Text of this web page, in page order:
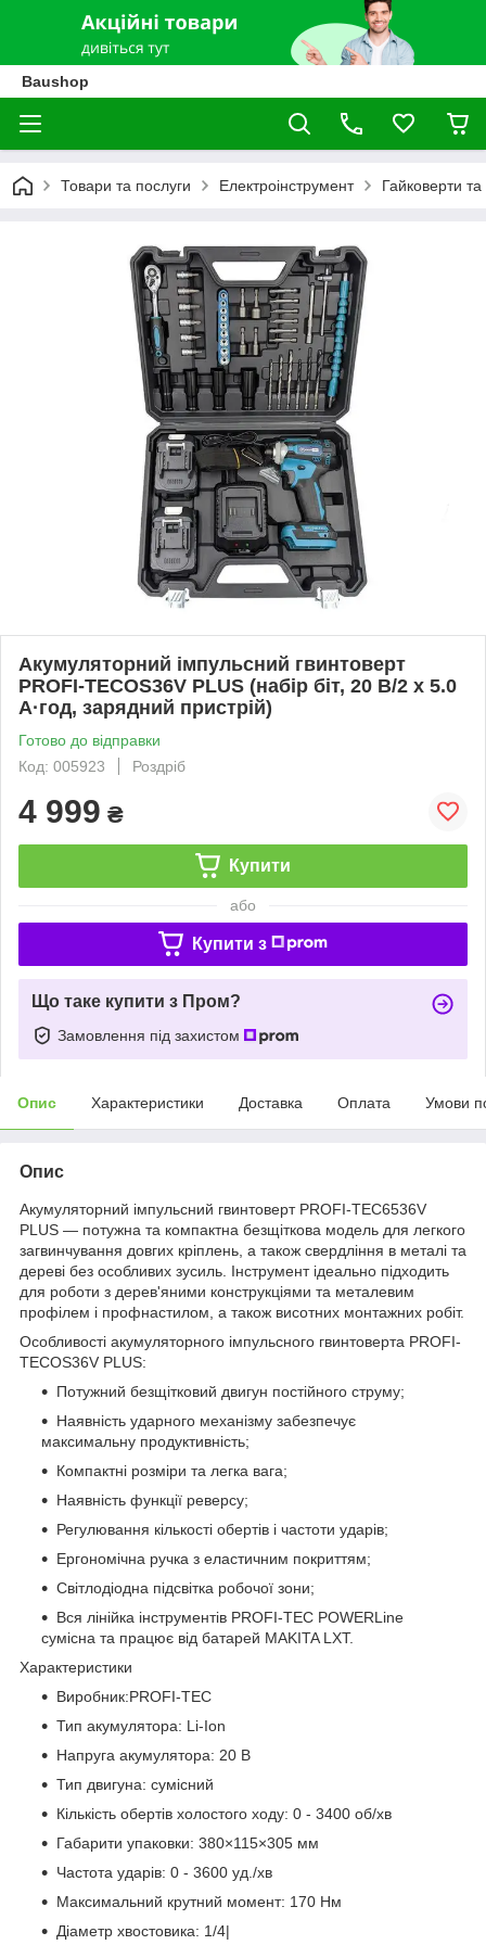
Baushop
Товари та послуги Електроінструмент Гайковерти
Акумуляторний імпульсний гвинтоверт
PROFI-TECOS36V PLUS (набір біт, 20 В/2 х 5.0
А·год, зарядний пристрій)
Готово до відправки
Код: 005923
Роздріб
4 999 ₴
Купити
або
Купити з
Що таке купити з Пром?
Замовлення під захистом
Опис Характеристики Доставка Оплата Умови
Опис
Акумуляторний імпульсний гвинтоверт PROFI-TEC6536V
PLUS — потужна та компактна безщіткова модель для легкого
загвинчування довгих кріплень, а також свердління в металі та
дереві без особливих зусиль. Інструмент ідеально підходить
для роботи з дерев'яними конструкціями та металевим
профілем і профнастилом, а також висотних монтажних робіт.
Особливості акумуляторного імпульсного гвинтоверта PROFI-
TECOS36V PLUS:
Потужний безщітковий двигун постійного струму;
Наявність ударного механізму забезпечує
максимальну продуктивність;
Компактні розміри та легка вага;
Наявність функції реверсу;
Регулювання кількості обертів і частоти ударів;
Ергономічна ручка з еластичним покриттям;
Світлодіодна підсвітка робочої зони;
Вся лінійка інструментів PROFI-TEC POWERLine
сумісна та працює від батарей MAKITA LXT.
Характеристики
Виробник:PROFI-TEC
Тип акумулятора: Li-Ion
Напруга акумулятора: 20 В
Тип двигуна: сумісний
Кількість обертів холостого ходу: 0 - 3400 об/хв
Габарити упаковки: 380×115×305 мм
Частота ударів: 0 - 3600 уд./хв
Максимальний крутний момент: 170 Нм
Діаметр хвостовика: 1/4|